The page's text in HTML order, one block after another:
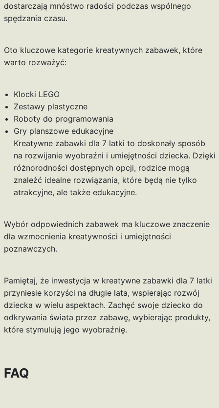
dostarczają mnóstwo radości podczas wspólnego
spędzania czasu.
Oto kluczowe kategorie kreatywnych zabawek, które
warto rozważyć:
Klocki LEGO
Zestawy plastyczne
Roboty do programowania
Gry planszowe edukacyjne
Kreatywne zabawki dla 7 latki to doskonały sposób
na rozwijanie wyobraźni i umiejętności dziecka. Dzięki
różnorodności dostępnych opcji, rodzice mogą
znaleźć idealne rozwiązania, które będą nie tylko
atrakcyjne, ale także edukacyjne.
Wybór odpowiednich zabawek ma kluczowe znaczenie
dla wzmocnienia kreatywności i umiejętności
poznawczych.
Pamiętaj, że inwestycja w kreatywne zabawki dla 7 latki
przyniesie korzyści na długie lata, wspierając rozwój
dziecka w wielu aspektach. Zachęć swoje dziecko do
odkrywania świata przez zabawę, wybierając produkty,
które stymulują jego wyobraźnię.
FAQ